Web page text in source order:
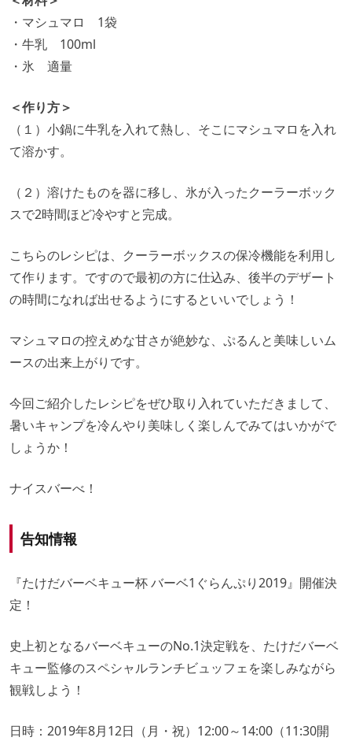
・マシュマロ 1袋
・牛乳 100ml
・氷 適量
＜作り方＞
（１）小鍋に牛乳を入れて熱し、そこにマシュマロを入れ
て溶かす。
（２）溶けたものを器に移し、氷が入ったクーラーボック
スで2時間ほど冷やすと完成。
こちらのレシピは、クーラーボックスの保冷機能を利用し
て作ります。ですので最初の方に仕込み、後半のデザート
の時間になれば出せるようにするといいでしょう！
マシュマロの控えめな甘さが絶妙な、ぷるんと美味しいム
ースの出来上がりです。
今回ご紹介したレシピをぜひ取り入れていただきまして、
暑いキャンプを冷んやり美味しく楽しんでみてはいかがで
しょうか！
ナイスバーべ！
告知情報
『たけだバーベキュー杯 バーベ1ぐらんぷり2019』開催決
定！
史上初となるバーベキューのNo.1決定戦を、たけだバーベ
キュー監修のスペシャルランチビュッフェを楽しみながら
観戦しよう！
日時：2019年8月12日（月・祝）12:00～14:00（11:30開